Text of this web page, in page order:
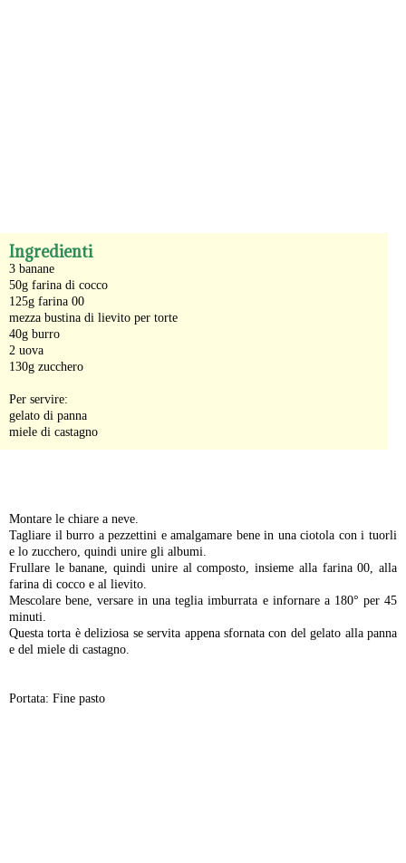
Ingredienti
3 banane
50g farina di cocco
125g farina 00
mezza bustina di lievito per torte
40g burro
2 uova
130g zucchero
Per servire:
gelato di panna
miele di castagno
Montare le chiare a neve.
Tagliare il burro a pezzettini e amalgamare bene in una ciotola con i tuorli
e lo zucchero, quindi unire gli albumi.
Frullare le banane, quindi unire al composto, insieme alla farina 00, alla
farina di cocco e al lievito.
Mescolare bene, versare in una teglia imburrata e infornare a 180° per 45
minuti.
Questa torta è deliziosa se servita appena sfornata con del gelato alla panna
e del miele di castagno.
Portata: Fine pasto